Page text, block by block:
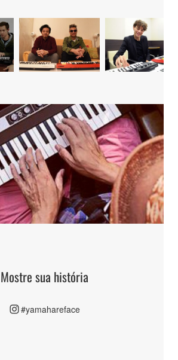
Mostre sua história
#yamahareface